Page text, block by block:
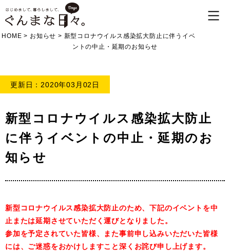
HOME > お知らせ > 新型コロナウイルス感染拡大防止に伴うイベ
ントの中止・延期のお知らせ
更新日：2020年03月02日
新型コロナウイルス感染拡大防止
に伴うイベントの中止・延期のお
知らせ
新型コロナウイルス感染拡大防止のため、下記のイベントを中
止または延期させていただく運びとなりました。
参加を予定されていた皆様、また事前申し込みいただいた皆様
には、ご迷惑をおかけしますこと深くお詫び申し上げます。